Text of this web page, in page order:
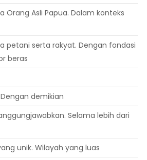
Orang Asli Papua. Dalam konteks
petani serta rakyat. Dengan fondasi
beras
demikian
Selama lebih dari
unik. Wilayah yang luas